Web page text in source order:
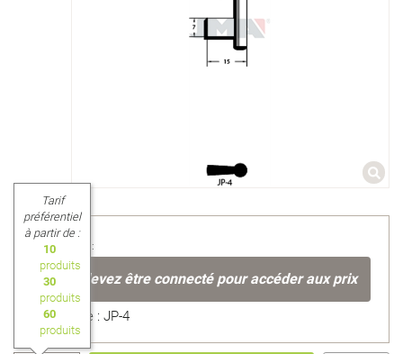
Prix unitaire :
Vous devez être connecté pour accéder aux prix
Référence : JP-4
Tarif
préférentiel
à partir de :
10
produits
30
produits
60
produits